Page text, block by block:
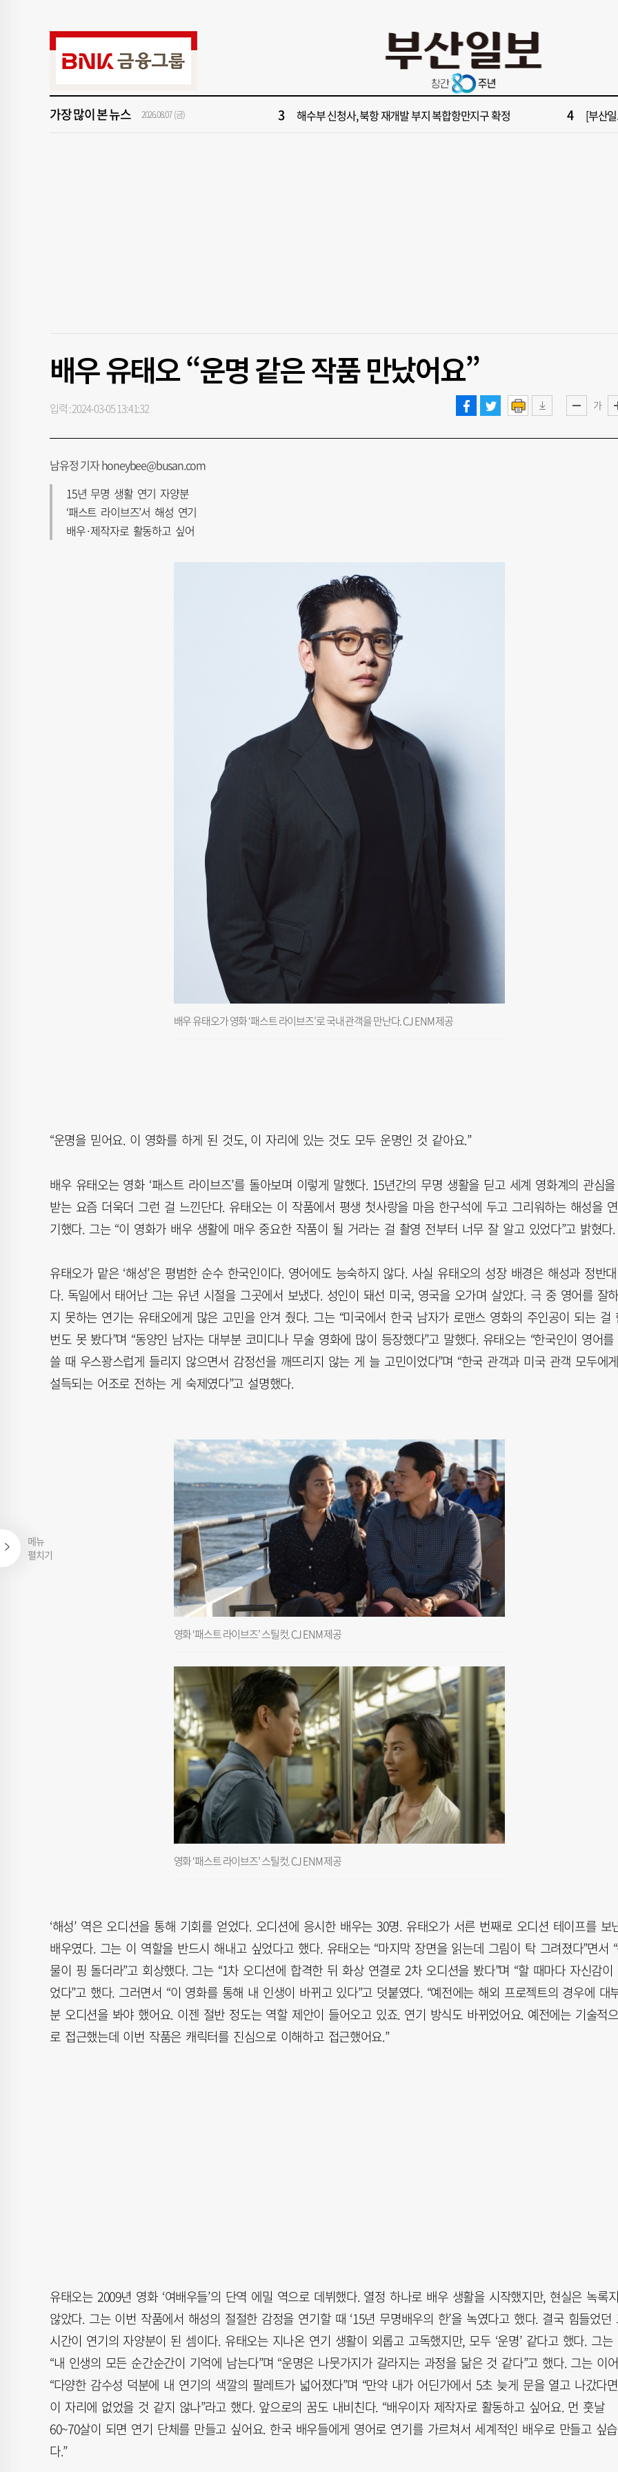
메뉴
펼치기
가장 많이 본 뉴스 2026.08.07 (금)
[속보] 제13호 태풍 돌핀 경로, 내주 중국 상륙…'불가마 더위' 언제까지 "아들
해수부 신청사, 북항 재개발 부지 복합항만지구 확정 [부산
5 '구포시장 가이드' 자처한 한동훈…'구포데이'로 북구 알리기 총력 6 [부산
배우 유태오 “운명 같은 작품 만났어요”
가
입력 : 2024-03-05 13:41:32
남유정 기자 honeybee@busan.com
15년 무명 생활 연기 자양분
‘패스트 라이브즈’서 해성 연기
배우·제작자로 활동하고 싶어
배우 유태오가 영화 ‘패스트 라이브즈’로 국내 관객을 만난다. CJ ENM 제공
“운명을 믿어요. 이 영화를 하게 된 것도, 이 자리에 있는 것도 모두 운명인 것 같아요.”
배우 유태오는 영화 ‘패스트 라이브즈’를 돌아보며 이렇게 말했다. 15년간의 무명 생활을 딛고 세계 영화계의 관심을
받는 요즘 더욱더 그런 걸 느낀단다. 유태오는 이 작품에서 평생 첫사랑을 마음 한구석에 두고 그리워하는 해성을 연
기했다. 그는 “이 영화가 배우 생활에 매우 중요한 작품이 될 거라는 걸 촬영 전부터 너무 잘 알고 있었다”고 밝혔다.
유태오가 맡은 ‘해성’은 평범한 순수 한국인이다. 영어에도 능숙하지 않다. 사실 유태오의 성장 배경은 해성과 정반대
다. 독일에서 태어난 그는 유년 시절을 그곳에서 보냈다. 성인이 돼선 미국, 영국을 오가며 살았다. 극 중 영어를 잘하
지 못하는 연기는 유태오에게 많은 고민을 안겨 줬다. 그는 “미국에서 한국 남자가 로맨스 영화의 주인공이 되는 걸
번도 못 봤다”며 “동양인 남자는 대부분 코미디나 무술 영화에 많이 등장했다”고 말했다. 유태오는 “한국인이 영어를
쓸 때 우스꽝스럽게 들리지 않으면서 감정선을 깨뜨리지 않는 게 늘 고민이었다”며 “한국 관객과 미국 관객 모두에게
설득되는 어조로 전하는 게 숙제였다”고 설명했다.
영화 ‘패스트 라이브즈’ 스틸컷. CJ ENM 제공
영화 ‘패스트 라이브즈’ 스틸컷. CJ ENM 제공
‘해성’ 역은 오디션을 통해 기회를 얻었다. 오디션에 응시한 배우는 30명. 유태오가 서른 번째로 오디션 테이프를 보
배우였다. 그는 이 역할을 반드시 해내고 싶었다고 했다. 유태오는 “마지막 장면을 읽는데 그림이 탁 그려졌다”면서
물이 핑 돌더라”고 회상했다. 그는 “1차 오디션에 합격한 뒤 화상 연결로 2차 오디션을 봤다”며 “할 때마다 자신감이
었다”고 했다. 그러면서 “이 영화를 통해 내 인생이 바뀌고 있다”고 덧붙였다. “예전에는 해외 프로젝트의 경우에 대
분 오디션을 봐야 했어요. 이젠 절반 정도는 역할 제안이 들어오고 있죠. 연기 방식도 바뀌었어요. 예전에는 기술적으
로 접근했는데 이번 작품은 캐릭터를 진심으로 이해하고 접근했어요.”
유태오는 2009년 영화 ‘여배우들’의 단역 에밀 역으로 데뷔했다. 열정 하나로 배우 생활을 시작했지만, 현실은 녹록지
않았다. 그는 이번 작품에서 해성의 절절한 감정을 연기할 때 ‘15년 무명배우의 한’을 녹였다고 했다. 결국 힘들었던
시간이 연기의 자양분이 된 셈이다. 유태오는 지나온 연기 생활이 외롭고 고독했지만, 모두 ‘운명’ 같다고 했다. 그는
“내 인생의 모든 순간순간이 기억에 남는다”며 “운명은 나뭇가지가 갈라지는 과정을 닮은 것 같다”고 했다. 그는 이어
“다양한 감수성 덕분에 내 연기의 색깔의 팔레트가 넓어졌다”며 “만약 내가 어딘가에서 5초 늦게 문을 열고 나갔다면
이 자리에 없었을 것 같지 않나”라고 했다. 앞으로의 꿈도 내비친다. “배우이자 제작자로 활동하고 싶어요. 먼 훗날
60~70살이 되면 연기 단체를 만들고 싶어요. 한국 배우들에게 영어로 연기를 가르쳐서 세계적인 배우로 만들고 싶
다.”